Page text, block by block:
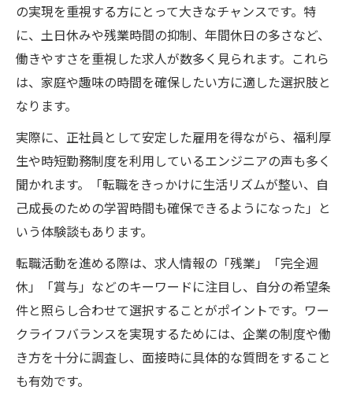
の実現を重視する方にとって大きなチャンスです。特
に、土日休みや残業時間の抑制、年間休日の多さなど、
働きやすさを重視した求人が数多く見られます。これら
は、家庭や趣味の時間を確保したい方に適した選択肢と
なります。
実際に、正社員として安定した雇用を得ながら、福利厚
生や時短勤務制度を利用しているエンジニアの声も多く
聞かれます。「転職をきっかけに生活リズムが整い、自
己成長のための学習時間も確保できるようになった」と
いう体験談もあります。
転職活動を進める際は、求人情報の「残業」「完全週
休」「賞与」などのキーワードに注目し、自分の希望条
件と照らし合わせて選択することがポイントです。ワー
クライフバランスを実現するためには、企業の制度や働
き方を十分に調査し、面接時に具体的な質問をすること
も有効です。